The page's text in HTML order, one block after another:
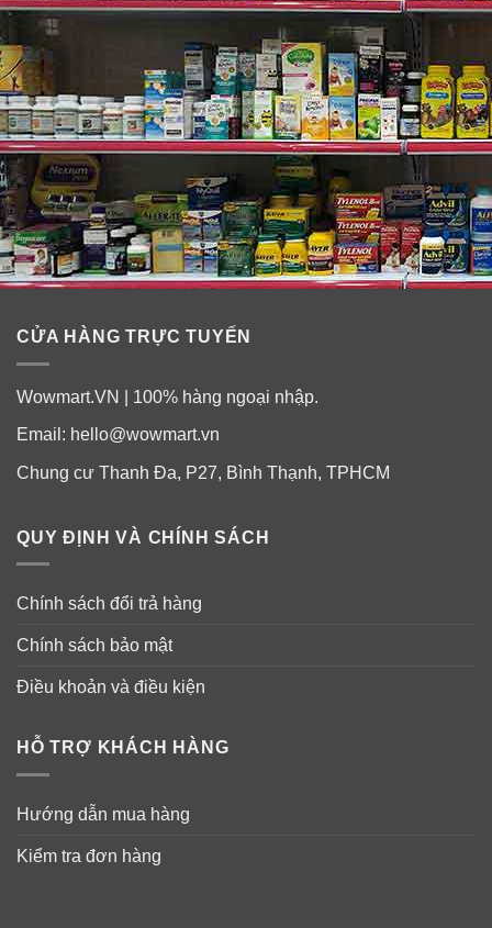
Vitamin C, B6, B12, Folate.
Vitamin C : để hỗ trợ miễn dịch.
Vitamin B6: để hỗ trợ hệ thống thần kinh trung ương
và trao đổi chất.
Vitamin B12
: để hỗ trợ sản xuất tế bào máu khỏe
mạnh và chuyển hóa năng lượng.
– Cùng với 6g Amino gồm: L-Leucine, L-IsoLeucine, L-
Valine, Taurine để tăng cường luyện tập, phục hồi cơ
– Nước dừa : Chất điện giải tự nhiên, giúp hydrat hóa
–Hương vị thơm ngon.
–Không chất tạo màu.
– Không caffein.
uống thể thao nhiều đường.
Thành phần khác: Malic Acid, Natural & Artificial
Flavors, Citric Acid, Silicon Dioxide, Calcium Silicate,
color). Contains Tree Nuts.
CỬA HÀNG TRỰC TUYẾN
Wowmart.VN | 100% hàng ngoại nhập.
Email: hello@wowmart.vn
Chung cư Thanh Đa, P27, Bình Thạnh, TPHCM
QUY ĐỊNH VÀ CHÍNH SÁCH
Chính sách đổi trả hàng
Chính sách bảo mật
Điều khoản và điều kiện
HỖ TRỢ KHÁCH HÀNG
Hướng dẫn mua hàng
Kiểm tra đơn hàng